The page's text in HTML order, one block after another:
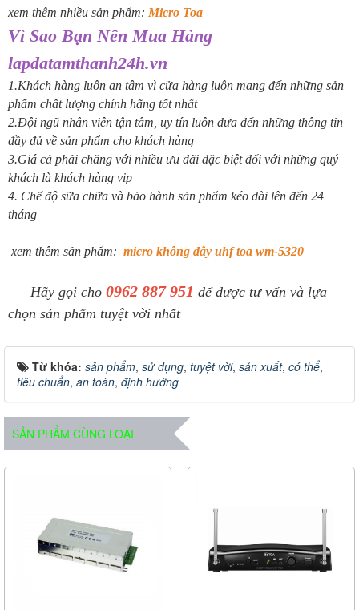
xem thêm nhiều sản phẩm: Micro Toa
Vì Sao Bạn Nên Mua Hàng
lapdatamthanh24h.vn
1.Khách hàng luôn an tâm vì cửa hàng luôn mang đến những sản
phẩm chất lượng chính hãng tốt nhất
2.Đội ngũ nhân viên tận tâm, uy tín luôn đưa đến những thông tin
đầy đủ về sản phẩm cho khách hàng
3.Giá cả phải chăng với nhiều ưu đãi đặc biệt đối với những quý
khách là khách hàng vip
4. Chế độ sữa chữa và bảo hành sản phẩm kéo dài lên đến 24
tháng
xem thêm sản phẩm: micro không dây uhf toa wm-5320
Hãy gọi cho 0962 887 951 để được tư vấn và lựa
chọn sản phẩm tuyệt vời nhất
Từ khóa: sản phẩm, sử dụng, tuyệt vời, sản xuất, có thể,
tiêu chuẩn, an toàn, định hướng
SẢN PHẨM CÙNG LOẠI